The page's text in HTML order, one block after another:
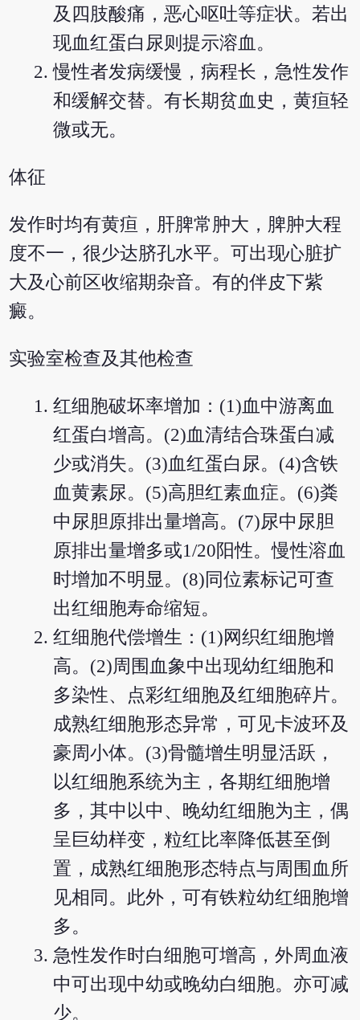
及四肢酸痛，恶心呕吐等症状。若出
现血红蛋白尿则提示溶血。
慢性者发病缓慢，病程长，急性发作
和缓解交替。有长期贫血史，黄疸轻
微或无。
体征
发作时均有黄疸，肝脾常肿大，脾肿大程
度不一，很少达脐孔水平。可出现心脏扩
大及心前区收缩期杂音。有的伴皮下紫
癜。
实验室检查及其他检查
红细胞破坏率增加：(1)血中游离血
红蛋白增高。(2)血清结合珠蛋白减
少或消失。(3)血红蛋白尿。(4)含铁
血黄素尿。(5)高胆红素血症。(6)粪
中尿胆原排出量增高。(7)尿中尿胆
原排出量增多或1/20阳性。慢性溶血
时增加不明显。(8)同位素标记可查
出红细胞寿命缩短。
红细胞代偿增生：(1)网织红细胞增
高。(2)周围血象中出现幼红细胞和
多染性、点彩红细胞及红细胞碎片。
成熟红细胞形态异常，可见卡波环及
豪周小体。(3)骨髓增生明显活跃，
以红细胞系统为主，各期红细胞增
多，其中以中、晚幼红细胞为主，偶
呈巨幼样变，粒红比率降低甚至倒
置，成熟红细胞形态特点与周围血所
见相同。此外，可有铁粒幼红细胞增
多。
急性发作时白细胞可增高，外周血液
中可出现中幼或晚幼白细胞。亦可减
少。